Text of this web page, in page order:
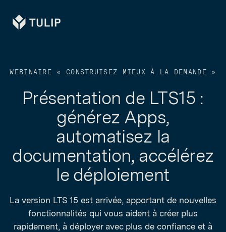
Tulip
WEBINAIRE « CONSTRUISEZ MIEUX À LA DEMANDE »
Présentation de LTS15 :
générez Apps,
automatisez la
documentation, accélérez
le déploiement
La version LTS 15 est arrivée, apportant de nouvelles
fonctionnalités qui vous aident à créer plus
rapidement, à déployer avec plus de confiance et à